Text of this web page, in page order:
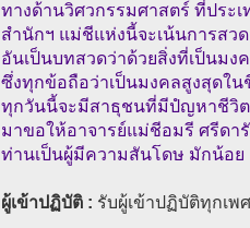
ทางด้านวิศวกรรมศาสตร์ ที่ประเ
สำนักฯ แม่ชีแห่งนี้จะเน้นการสว
อันเป็นบทสวดว่าด้วยสิ่งที่เป็นมง
ซึ่งทุกข้อถือว่าเป็นมงคลสูงสุดใน
ทุกวันนี้จะมีสาธุชนที่มีปํญหาชีวิต
มาขอให้อาจารย์แม่ชีอมรี ศรีดา
ท่านเป็นผู้มีความสันโดษ มักน้อย
ผู้เข้าปฏิบัติ : รับผู้เข้าปฏิบัติทุกเพ